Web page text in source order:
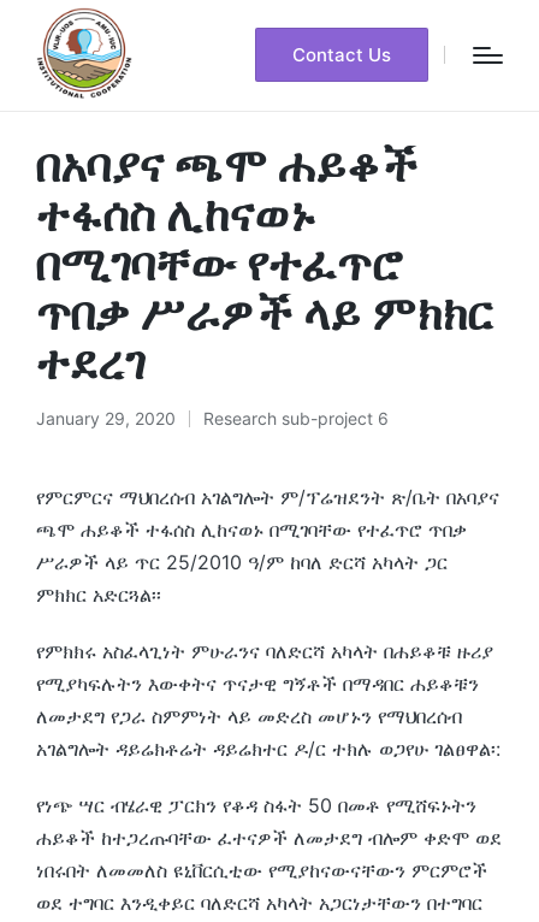
Contact Us
በአባያና ጫሞ ሐይቆች
ተፋሰስ ሊከናወኑ
በሚገባቸው የተፈጥሮ
ጥበቃ ሥራዎች ላይ ምክክር
ተደረገ
January 29, 2020
Posted
Research sub-project 6
የምርምርና ማህበረሰብ አገልግሎት ም/ፕሬዝደንት ጽ/ቤት በአባያና
ጫሞ ሐይቆች ተፋሰስ ሊከናወኑ በሚገባቸው የተፈጥሮ ጥበቃ
ሥራዎች ላይ ጥር 25/2010 ዓ/ም ከባለ ድርሻ አካላት ጋር
ምክክር አድርጓል፡፡
የምክክሩ አስፈላጊነት ምሁራንና ባለድርሻ አካላት በሐይቆቹ ዙሪያ
የሚያካፍሉትን እውቀትና ጥናታዊ ግኝቶች በማዳበር ሐይቆቹን
ለመታደግ የጋራ ስምምነት ላይ መድረስ መሆኑን የማህበረሰብ
አገልግሎት ዳይሬክቶሬት ዳይሬክተር ዶ/ር ተክሉ ወጋየሁ ገልፀዋል፡:
የነጭ ሣር ብሄራዊ ፓርክን የቆዳ ስፋት 50 በመቶ የሚሸፍኑትን
ሐይቆች ከተጋረጡባቸው ፈተናዎች ለመታደግ ብሎም ቀድሞ ወደ
ነበሩበት ለመመለስ ዩኒቨርሲቲው የሚያከናውናቸውን ምርምሮች
ወደ ተግባር እንዲቀይር ባለድርሻ አካላት አጋርነታቸውን በተግባር